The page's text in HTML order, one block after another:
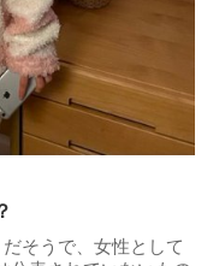
そうで、女性として